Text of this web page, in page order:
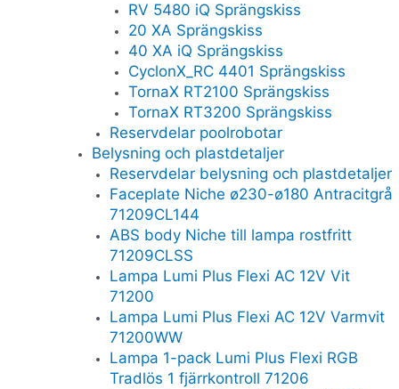
RV 5480 iQ Sprängskiss
20 XA Sprängskiss
40 XA iQ Sprängskiss
CyclonX_RC 4401 Sprängskiss
TornaX RT2100 Sprängskiss
TornaX RT3200 Sprängskiss
Reservdelar poolrobotar
Belysning och plastdetaljer
Reservdelar belysning och plastdetaljer
Faceplate Niche ø230-ø180 Antracitgrå
71209CL144
ABS body Niche till lampa rostfritt
71209CLSS
Lampa Lumi Plus Flexi AC 12V Vit
71200
Lampa Lumi Plus Flexi AC 12V Varmvit
71200WW
Lampa 1-pack Lumi Plus Flexi RGB
Tradlös 1 fjärrkontroll 71206